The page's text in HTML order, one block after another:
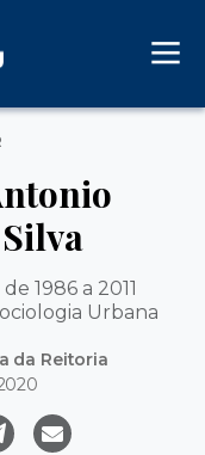
1986 a 2011
Urbana
da Reitoria